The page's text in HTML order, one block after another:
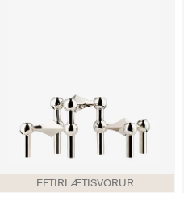
EFTIRLÆTISVÖRUR